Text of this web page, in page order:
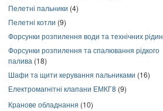
Пелетні пальники (4)
Пелетні котли (9)
Форсунки розпилення води та технічних рідин
Форсунки розпилення та спалювання рідкого
палива (18)
Шафи та щити керування пальниками (16)
Електромагнітні клапани ЕМКГ8 (9)
Кранове обладнання (10)